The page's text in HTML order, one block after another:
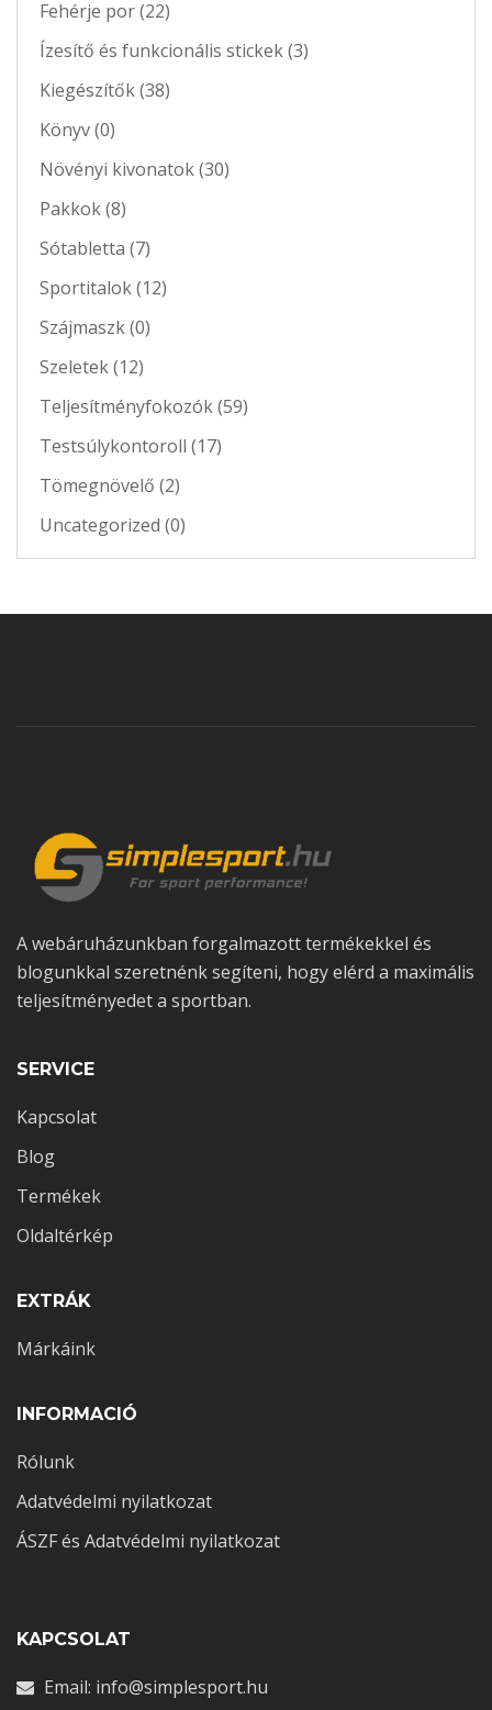
Fehérje por (22)
Ízesítő és funkcionális stickek (3)
Kiegészítők (38)
Könyv (0)
Növényi kivonatok (30)
Pakkok (8)
Sótabletta (7)
Sportitalok (12)
Szájmaszk (0)
Szeletek (12)
Teljesítményfokozók (59)
Testsúlykontoroll (17)
Tömegnövelő (2)
Uncategorized (0)
A webáruházunkban forgalmazott termékekkel és
blogunkkal szeretnénk segíteni, hogy elérd a maximális
teljesítményedet a sportban.
SERVICE
Kapcsolat
Blog
Termékek
Oldaltérkép
EXTRÁK
Márkáink
INFORMACIÓ
Rólunk
Adatvédelmi nyilatkozat
ÁSZF és Adatvédelmi nyilatkozat
KAPCSOLAT
Email: info@simplesport.hu